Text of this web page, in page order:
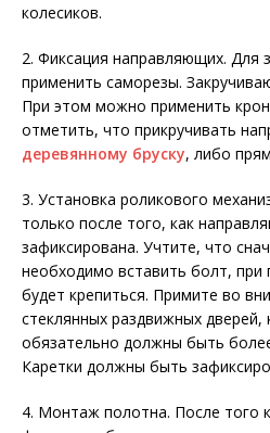
колесиков.
2. Фиксация направляющих. Для
применить саморезы.
При этом можно применить
отметить, что прикручивать
деревянному бруску, либо
3. Установка роликового
только после того, как
зафиксирована. Учтите, что
необходимо вставить болт,
будет крепиться. Примите во
стеклянных раздвижных
обязательно должны быть
Каретки должны быть
4. Монтаж полотна. После того